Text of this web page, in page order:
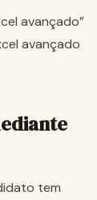
avançado”
avançado
tem